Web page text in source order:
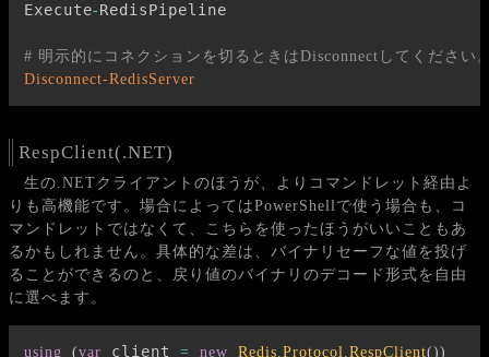
Execute-RedisPipeline
# 明示的にコネクションを切るときはDisconnectしてください
Disconnect-RedisServer
RespClient(.NET)
生の.NETクライアントのほうが、よりコマンドレット経由よ
りも高機能です。場合によってはPowerShellで使う場合も、コ
マンドレットではなくて、こちらを使ったほうがいいこともあ
るかもしれません。具体的な差は、バイナリセーフな値を投げ
ることができるのと、戻り値のバイナリのデコード形式を自由
に選べます。
using (var client = new Redis.Protocol.RespClient())